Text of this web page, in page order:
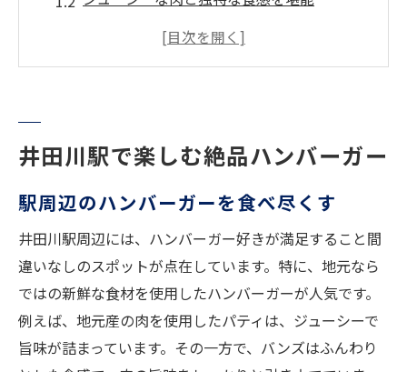
井田川駅限定のハンバーガー体験
食感豊かなハンバーガーの秘密
バンズの食感が決めるハンバーガーの味
肉のジューシーさと食感の絶妙な関係
食感を高める新鮮な具材の選び方
ハンバーガーの食感を支える隠し味
井田川駅で食感を楽しむヒント
井田川駅で楽しむ絶品ハンバーガー
駅周辺のハンバーガーを食べ尽くす
井田川駅周辺には、ハンバーガー好きが満足すること間
違いなしのスポットが点在しています。特に、地元なら
ではの新鮮な食材を使用したハンバーガーが人気です。
例えば、地元産の肉を使用したパティは、ジューシーで
旨味が詰まっています。その一方で、バンズはふんわり